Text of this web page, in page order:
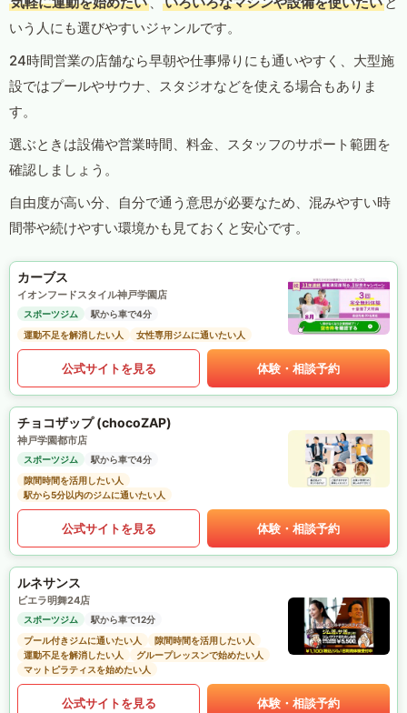
いう人にも選びやすいジャンルです。
24時間営業の店舗なら早朝や仕事帰りにも通いやすく、大型施
設ではプールやサウナ、スタジオなどを使える場合もありま
す。
選ぶときは設備や営業時間、料金、スタッフのサポート範囲を
確認しましょう。
自由度が高い分、自分で通う意思が必要なため、混みやすい時
間帯や続けやすい環境かも見ておくと安心です。
カーブス
イオンフードスタイル神戸学園店
スポーツジム
駅から車で4分
運動不足を解消したい人
女性専用ジムに通いたい人
公式サイトを見る 体験・相談予約
チョコザップ (chocoZAP)
神戸学園都市店
スポーツジム
駅から車で4分
隙間時間を活用したい人
駅から5分以内のジムに通いたい人
公式サイトを見る 体験・相談予約
ルネサンス
ビエラ明舞24店
スポーツジム
駅から車で12分
プール付きジムに通いたい人
隙間時間を活用したい人
運動不足を解消したい人
グループレッスンで始めたい人
マットピラティスを始めたい人
公式サイトを見る 体験・相談予約